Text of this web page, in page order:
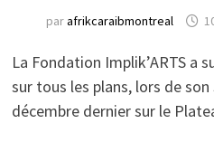
parafrikcaraibmontreal
La Fondation Implik’ARTS a
sur tous les plans, lors de
décembre dernier sur le